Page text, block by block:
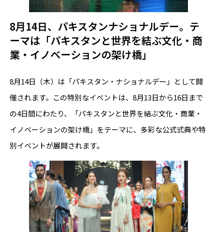
8月14日、パキスタンナショナルデー。テ
ーマは「パキスタンと世界を結ぶ文化・商
業・イノベーションの架け橋」
8月14日（木）は「パキスタン・ナショナルデー」として開
催されます。この特別なイベントは、8月13日から16日まで
の4日間にわたり、「パキスタンと世界を結ぶ文化・商業・
イノベーションの架け橋」をテーマに、多彩な公式式典や特
別イベントが展開されます。